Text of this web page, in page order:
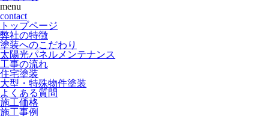
menu
contact
トップページ
弊社の特徴
塗装へのこだわり
太陽光パネルメンテナンス
工事の流れ
住宅塗装
大型・特殊物件塗装
よくある質問
施工価格
施工事例